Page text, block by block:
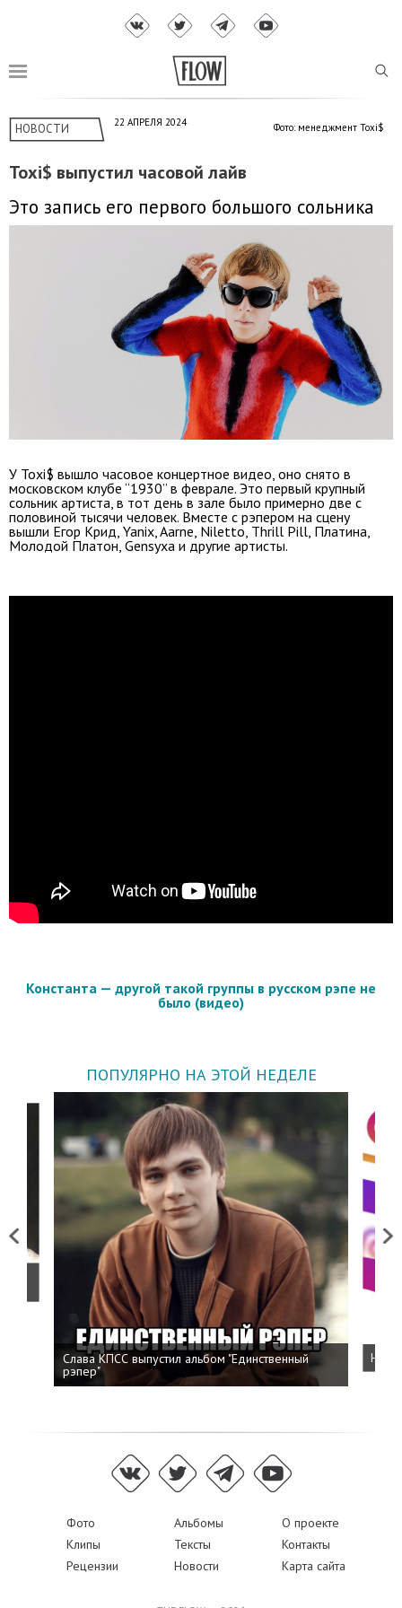
НОВОСТИ 22 АПРЕЛЯ 2024 Фото: менеджмент Toxi$
Toxi$ выпустил часовой лайв
Это запись его первого большого сольника
У Toxi$ вышло часовое концертное видео, оно снято в
московском клубе “1930” в феврале. Это первый крупный
сольник артиста, в тот день в зале было примерно две с
половиной тысячи человек. Вместе с рэпером на сцену
вышли Егор Крид, Yanix, Aarne, Niletto, Thrill Pill, Платина,
Молодой Платон, Gensyxa и другие артисты.
Константа — другой такой группы в русском рэпе не
было (видео)
ПОПУЛЯРНО НА ЭТОЙ НЕДЕЛЕ
Previous
Слава КПСС выпустил альбом "Единственный
рэпер"
Next
Фото Альбомы
О проекте
Клипы
Тексты
Контакты
Рецензии
Новости Карта сайта